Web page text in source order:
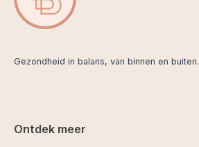
Gezondheid in balans, van binnen en buiten.
Ontdek meer